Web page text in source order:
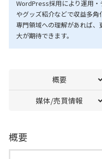
WordPress採用により運用
やグッズ紹介などで収益多角
専門領域への理解があれば
大が期待できます。
概要
媒体/売買情報
概要